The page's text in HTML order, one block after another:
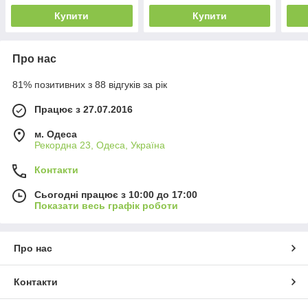
Купити Купити
Про нас
81% позитивних з 88 відгуків за рік
Працює з 27.07.2016
м. Одеса
Рекордна 23, Одеса, Україна
Контакти
Сьогодні працює з 10:00 до 17:00
Показати весь графік роботи
Про нас
Контакти